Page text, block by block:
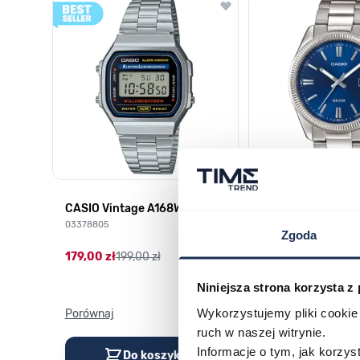
Zgoda
Niniejsza strona korzysta z
Wykorzystujemy pliki
ruch w naszej witrynie.
Informacje o tym, jak
CASIO Vintage A168WA-1YES
03378805
179,00 zł199,00 zł
Porównaj
Do koszyka
03709069
Porównaj
Do